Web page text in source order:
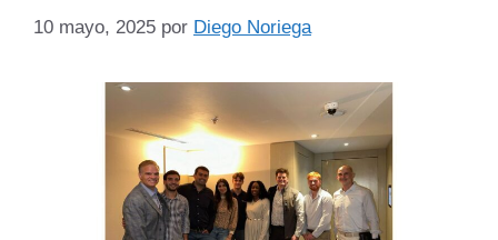
10 mayo, 2025 por Diego Noriega